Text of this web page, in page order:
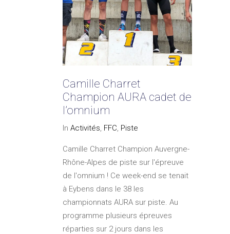
Camille Charret
Champion AURA cadet de
l’omnium
In Activités, FFC, Piste
Camille Charret Champion Auvergne-
Rhône-Alpes de piste sur l'épreuve
de l'omnium ! Ce week-end se tenait
à Eybens dans le 38 les
championnats AURA sur piste. Au
programme plusieurs épreuves
réparties sur 2 jours dans les